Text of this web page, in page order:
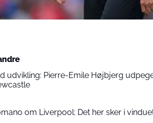
udvikling: Pierre-Emile Højbjerg
om Liverpool: Det her sker i